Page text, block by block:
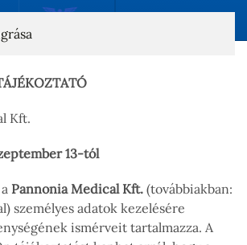
Kft.
13-tól
Pannonia Medical Kft. (továbbiakban:
személyes adatok kezelésére
ismérveit tartalmazza. A